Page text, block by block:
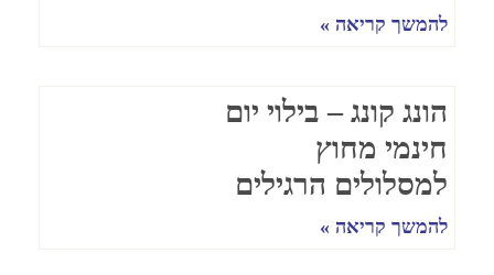
להמשך קריאה »
הונג קונג – בילוי יום
חינמי מחוץ
למסלולים הרגילים
להמשך קריאה »